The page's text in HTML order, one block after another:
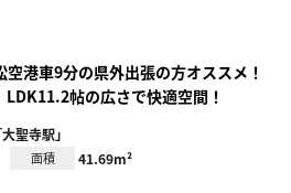
空港車9分の県外出張の方オススメ！
帖の広さで快適空間！
聖寺駅」
面積 41.69m²